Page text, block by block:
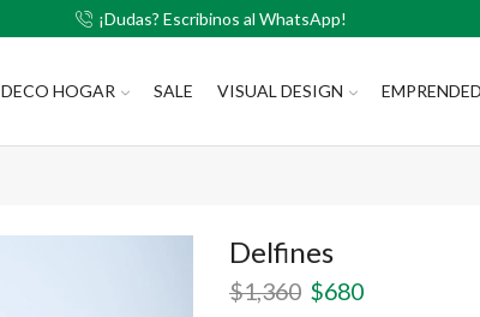
¡Dudas? Escribinos al WhatsApp!
DECO HOGAR SALE VISUAL DESIGN
Delfines
$1,360 $680